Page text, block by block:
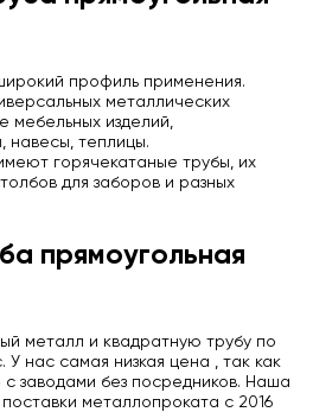
профиль применения.
металлических
мебельных изделий,
навесы, теплицы.
горячекатаные трубы, их
для заборов и разных
прямоугольная
металл и квадратную трубу по
У нас самая низкая цена , так как
заводами без посредников. Наша
металлопроката с 2016